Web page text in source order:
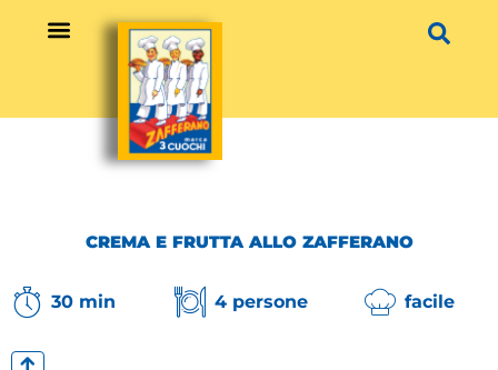
CREMA E FRUTTA ALLO ZAFFERANO
30 min 4 persone facile